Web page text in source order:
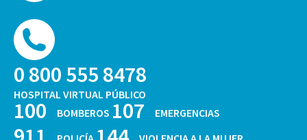
0 800 555 8478
HOSPITAL VIRTUAL PÚBLICO
100 BOMBEROS 107 EMERGENCIAS